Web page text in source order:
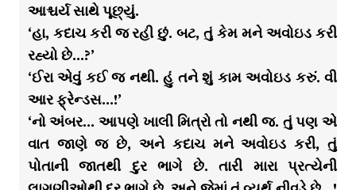
આશ્ચર્ય સાથે પૂછ્યું.
‘હા, કદાચ કરી જ રહી છું. બટ, તું કેમ મને અવોઇડ કરી
રહ્યો છે…?’
‘ઈરા એવું કઈ જ નથી. હું તને શું કામ અવોઇડ કરું. વી
આર ફ્રેન્ડસ…!’
‘નો અંબર… આપણે ખાલી મિત્રો તો નથી જ. તું પણ એ
વાત જાણે જ છે, અને કદાચ મને અવોઇડ કરી, તું
પોતાની જાતથી દુર ભાગે છે. તારી મારા પ્રત્યેની